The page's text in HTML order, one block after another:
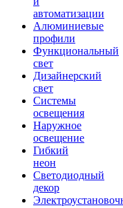
автоматизации
Алюминиевые
профили
Функциональный
свет
Дизайнерский
свет
Системы
освещения
Наружное
освещение
Гибкий
неон
Светодиодный
декор